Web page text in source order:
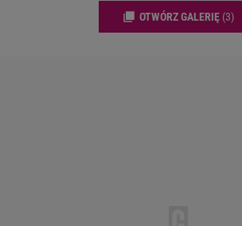
OTWÓRZ GALERIĘ (3)